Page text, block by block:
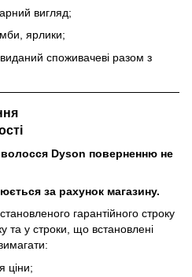
вигляд;
ярлики;
споживачеві разом з
волосся Dyson поверненню не
за рахунок магазину.
гарантійного строку
та у строки, що встановлені
ціни;